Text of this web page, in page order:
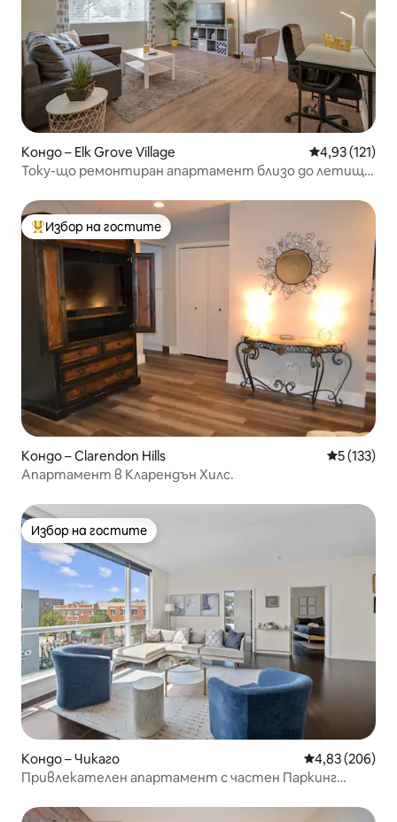
Кондо – Elk Grove Village Средна
4,93 (121)
Току-що ремонтиран апартамент близо до летище
Най-популярен избор на гостите
Избор на гостите
Кондо – Clarendon Hills Средна
5 (133)
Апартамент в Кларендън Хилс.
Избор на гостите
Избор на гостите
Кондо – Чикаго Средна
4,83 (206)
Привлекателен апартамент с частен Паркинг